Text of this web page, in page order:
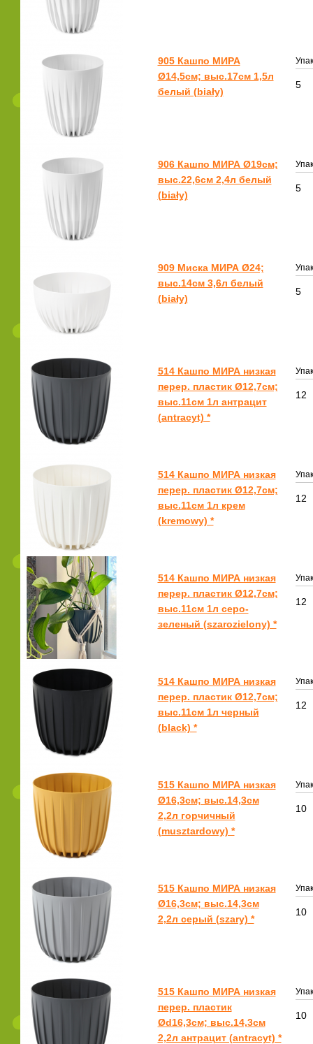
905 Кашпо МИРА
Ø14,5см; выс.17см 1,5л
белый (biały)
5
906 Кашпо МИРА Ø19см;
выс.22,6см 2,4л белый
(biały)
5
909 Миска МИРА Ø24;
выс.14см 3,6л белый
(biały)
5
514 Кашпо МИРА низкая
перер. пластик Ø12,7см;
выс.11см 1л антрацит
(antracyt) *
12
514 Кашпо МИРА низкая
перер. пластик Ø12,7см;
выс.11см 1л крем
(kremowy) *
12
514 Кашпо МИРА низкая
перер. пластик Ø12,7см;
выс.11см 1л серо-
зеленый (szarozielony) *
12
514 Кашпо МИРА низкая
перер. пластик Ø12,7см;
выс.11см 1л черный
(black) *
12
515 Кашпо МИРА низкая
Ø16,3см; выс.14,3см
2,2л горчичный
(musztardowy) *
10
515 Кашпо МИРА низкая
Ø16,3см; выс.14,3см
2,2л серый (szary) *
10
515 Кашпо МИРА низкая
перер. пластик
Ød16,3см; выс.14,3см
2,2л антрацит (antracyt) *
10